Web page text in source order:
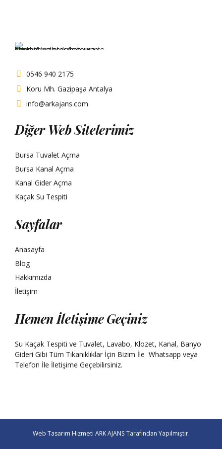
0546 940 2175
Koru Mh. Gazipaşa Antalya
info@arkajans.com
Diğer Web Sitelerimiz
Bursa Tuvalet Açma
Bursa Kanal Açma
Kanal Gider Açma
Kaçak Su Tespiti
Sayfalar
Anasayfa
Blog
Hakkımızda
İletişim
Hemen İletişime Geçiniz
Su Kaçak Tespiti ve Tuvalet, Lavabo, Klozet, Kanal, Banyo
Gideri Gibi Tüm Tıkanıklıklar İçin Bizim İle Whatsapp veya
Telefon İle İletişime Geçebilirsiniz.
Web Tasarım Hizmeti ARK AJANS Tarafından Yapılmıştır.